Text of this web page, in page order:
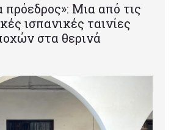
πρόεδρος»: Mια από τις
ισπανικές ταινίες
στα θερινά